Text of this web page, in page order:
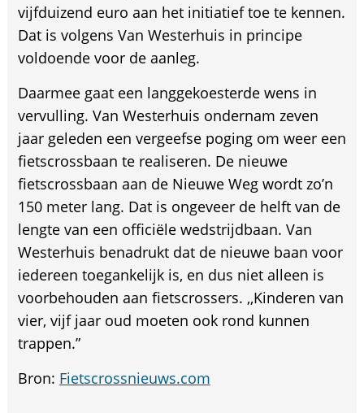
vijfduizend euro aan het initiatief toe te kennen.
Dat is volgens Van Westerhuis in principe
voldoende voor de aanleg.
Daarmee gaat een langgekoesterde wens in
vervulling. Van Westerhuis ondernam zeven
jaar geleden een vergeefse poging om weer een
fietscrossbaan te realiseren. De nieuwe
fietscrossbaan aan de Nieuwe Weg wordt zo’n
150 meter lang. Dat is ongeveer de helft van de
lengte van een officiële wedstrijdbaan. Van
Westerhuis benadrukt dat de nieuwe baan voor
iedereen toegankelijk is, en dus niet alleen is
voorbehouden aan fietscrossers. ,,Kinderen van
vier, vijf jaar oud moeten ook rond kunnen
trappen.”
Bron: Fietscrossnieuws.com